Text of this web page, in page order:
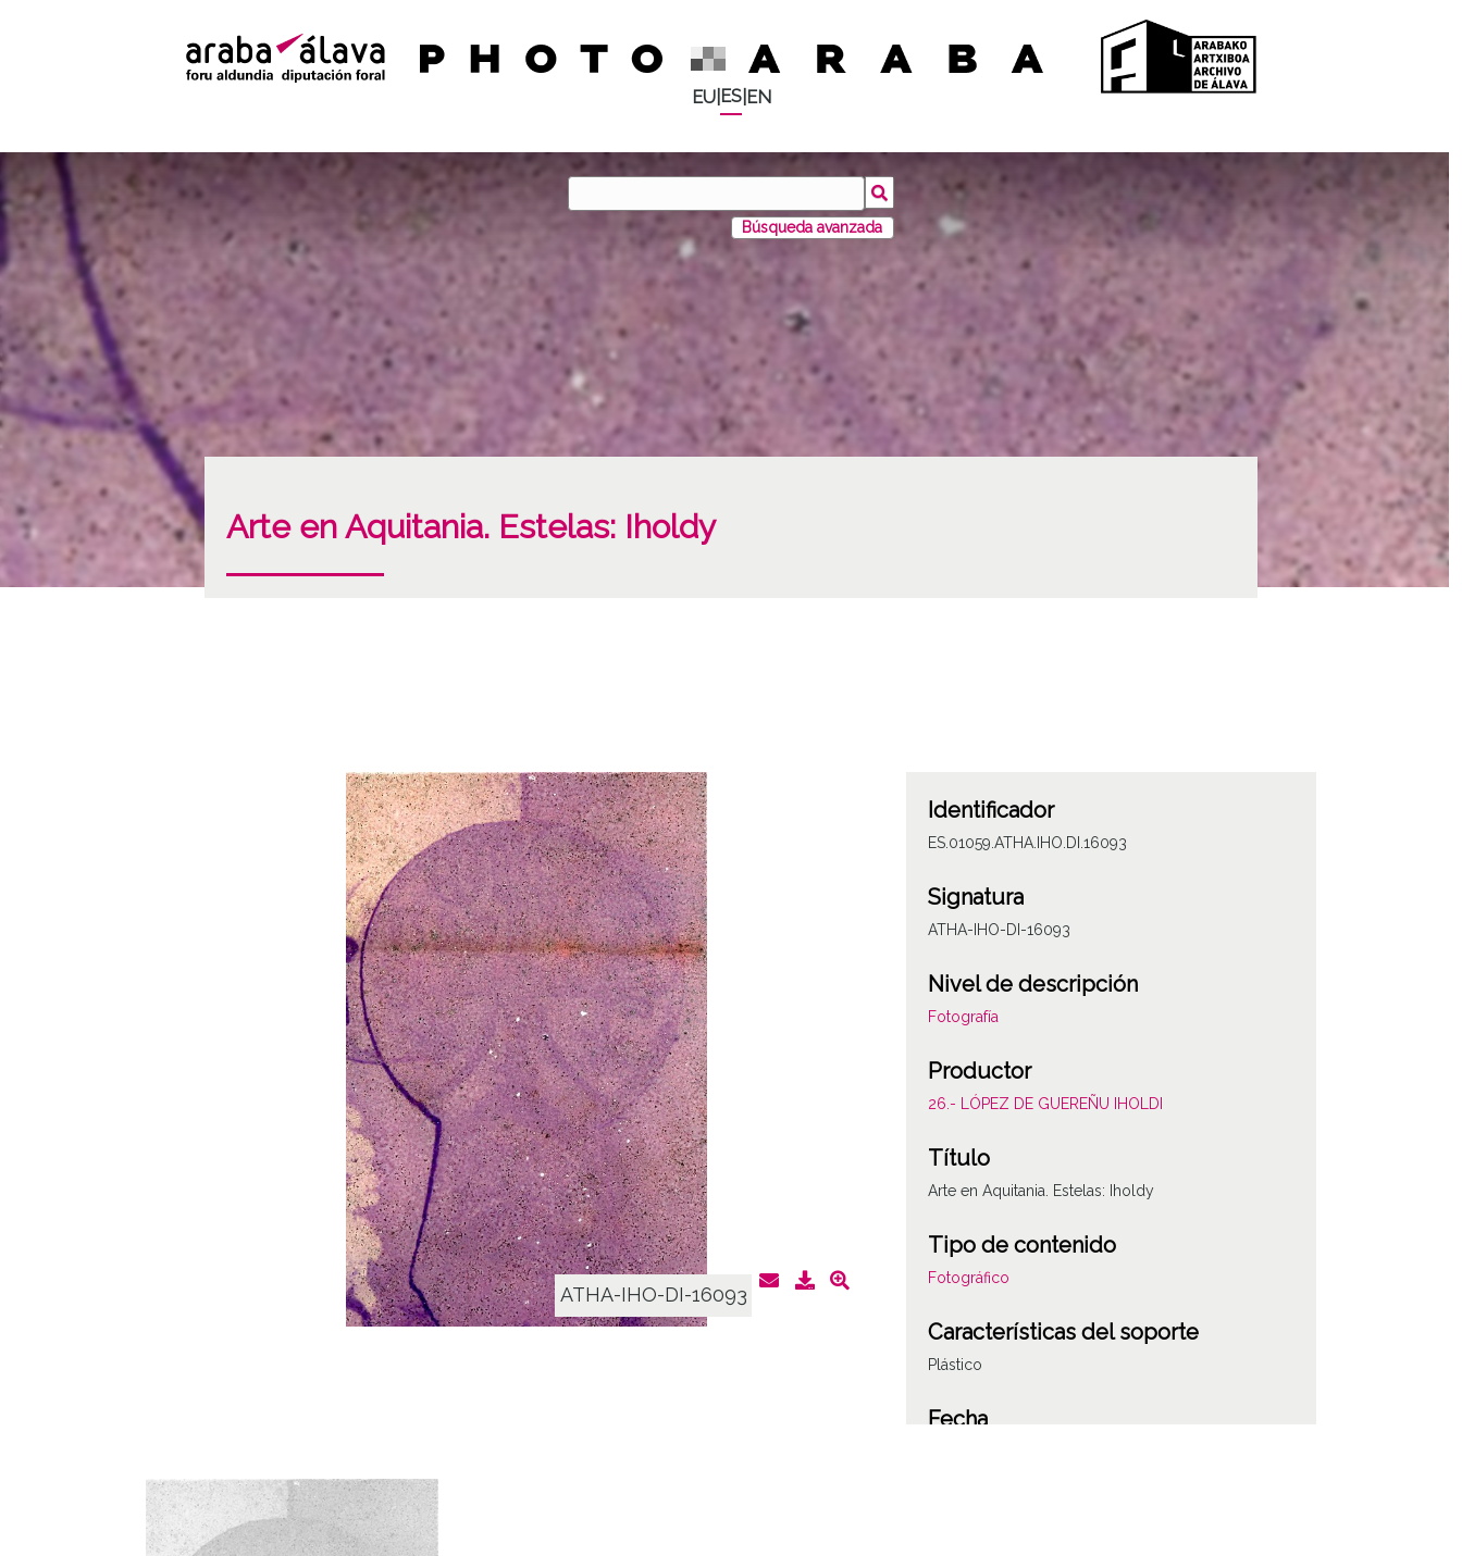
EU| ES| EN
Búsqueda avanzada
Arte en Aquitania. Estelas: Iholdy
ATHA-IHO-DI-16093
Identificador
ES.01059.ATHA.IHO.DI.16093
Signatura
ATHA-IHO-DI-16093
Nivel de descripción
Fotografía
Productor
26.- LÓPEZ DE GUEREÑU IHOLDI
Título
Arte en Aquitania. Estelas: Iholdy
Tipo de contenido
Fotográfico
Características del soporte
Plástico
Fecha